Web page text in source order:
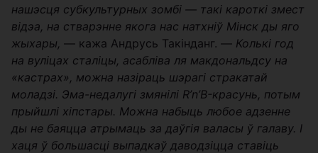
нашэсця субкультурных зомбі — такі кароткі змест
відэа, на стварэнне якога нас натхніў Мінск ды яго
жыхары, — кажа Андрусь Такінданг. — Колькі год
на вуліцах сталіцы, асабліва ля макдональдсу на
«кастрах», можна назіраць шэрагі стракатай
моладзі. Эма-недалугі змянілі R’n’B-красунь, потым
прыйшлі хіпстары. Можна набыць любое адзенне
ды не баяцца атрымаць за даўгія валасы ў галаву. І
хаця ў большасці выпадкаў даводзіцца ставіць